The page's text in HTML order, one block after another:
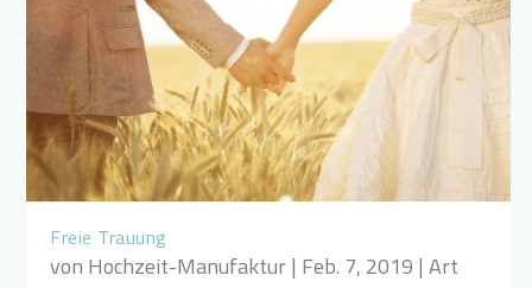
Freie Trauung
von Hochzeit-Manufaktur| Feb. 7, 2019 |Art